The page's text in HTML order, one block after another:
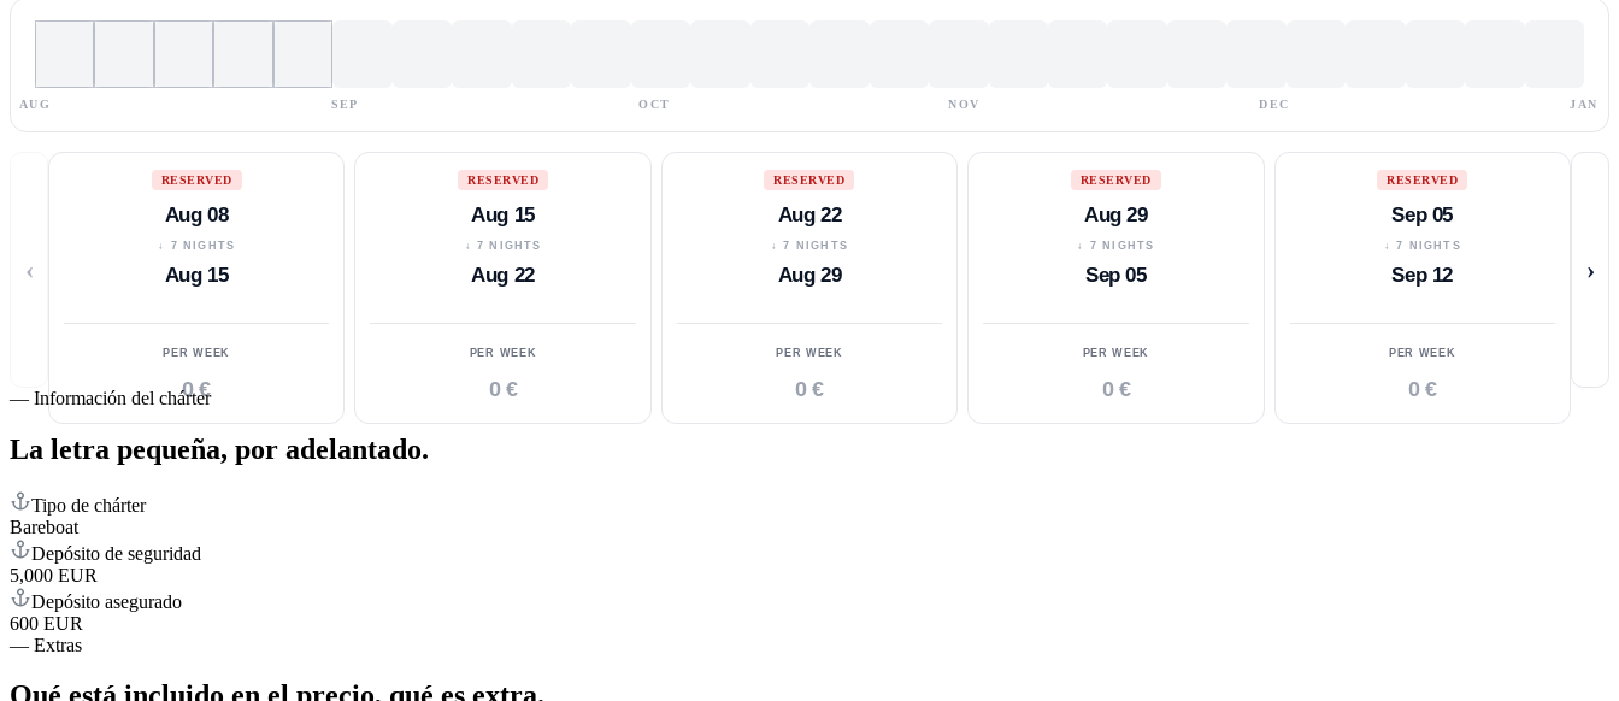
AUG SEP OCT NOV DEC JAN
‹
RESERVED
Aug 08
↓ 7 NIGHTS
Aug 15
PER WEEK
0 €
RESERVED
Aug 15
↓ 7 NIGHTS
Aug 22
PER WEEK
0 €
RESERVED
Aug 22
↓ 7 NIGHTS
Aug 29
PER WEEK
0 €
RESERVED
Aug 29
↓ 7 NIGHTS
Sep 05
PER WEEK
0 €
RESERVED
Sep 05
↓ 7 NIGHTS
Sep 12
PER WEEK
0 €
›
— Información del chárter
La letra pequeña, por adelantado.
Tipo de chárter
Bareboat
Depósito de seguridad
5,000 EUR
Depósito asegurado
600 EUR
— Extras